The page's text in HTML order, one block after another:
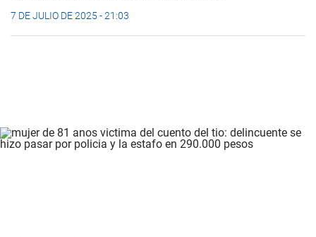
7 DE JULIO DE 2025 - 21:03